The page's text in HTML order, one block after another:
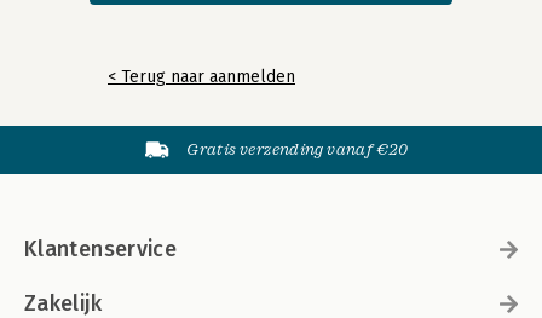
< Terug naar aanmelden
Gratis verzending vanaf €20
Klantenservice
Zakelijk